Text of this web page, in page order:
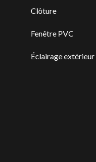
Clôture
Fenêtre PVC
Éclairage extérieur